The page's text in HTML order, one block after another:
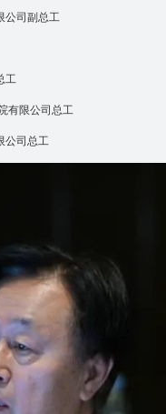
公司副总工
工
有限公司总工
公司总工